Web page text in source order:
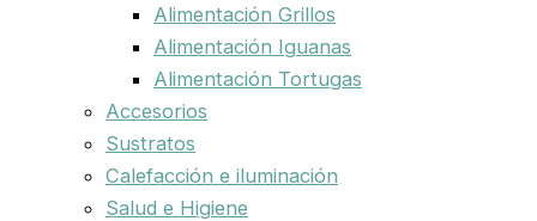
Alimentación Grillos
Alimentación Iguanas
Alimentación Tortugas
Accesorios
Sustratos
Calefacción e iluminación
Salud e Higiene